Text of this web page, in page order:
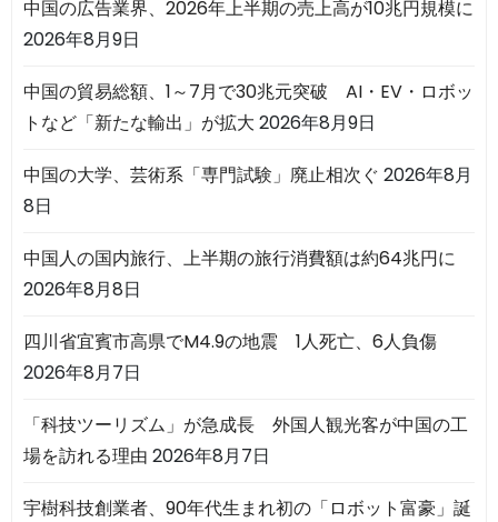
中国の広告業界、2026年上半期の売上高が10兆円規模に
2026年8月9日
中国の貿易総額、1～7月で30兆元突破 AI・EV・ロボッ
トなど「新たな輸出」が拡大 2026年8月9日
中国の大学、芸術系「専門試験」廃止相次ぐ 2026年8月
8日
中国人の国内旅行、上半期の旅行消費額は約64兆円に
2026年8月8日
四川省宜賓市高県でM4.9の地震 1人死亡、6人負傷
2026年8月7日
「科技ツーリズム」が急成長 外国人観光客が中国の工
場を訪れる理由 2026年8月7日
宇樹科技創業者、90年代生まれ初の「ロボット富豪」誕